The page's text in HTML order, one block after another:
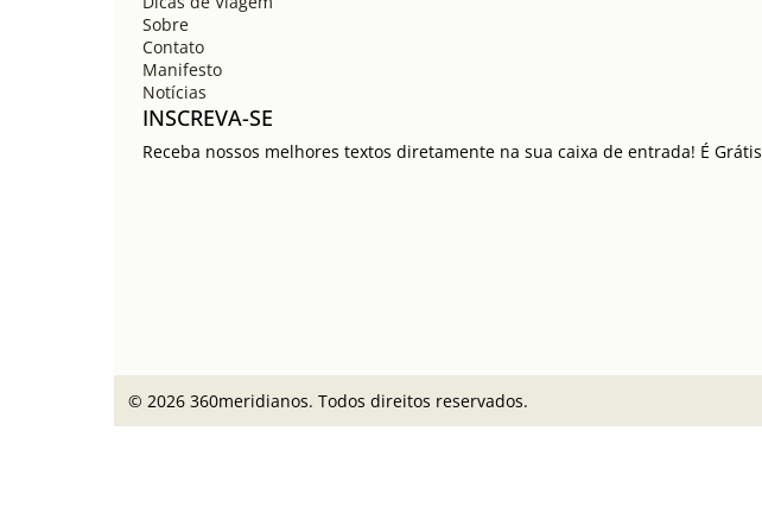
Sobre
Contato
Manifesto
Notícias
INSCREVA-SE
Receba nossos melhores textos diretamente na sua caixa de entrada! É Grátis
© 2026 360meridianos. Todos direitos reservados.